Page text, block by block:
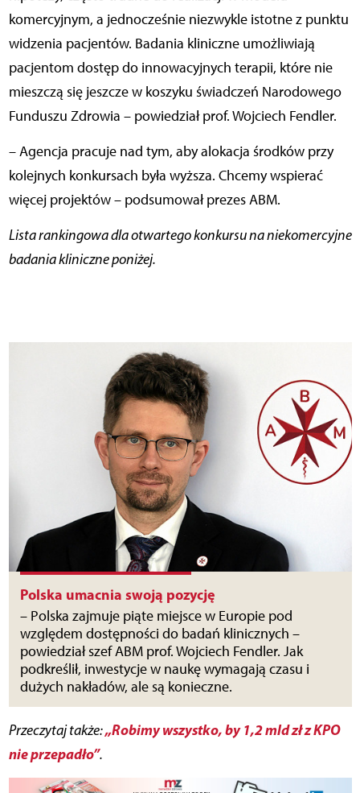
komercyjnym, a jednocześnie niezwykle istotne z punktu
widzenia pacjentów. Badania kliniczne umożliwiają
pacjentom dostęp do innowacyjnych terapii, które nie
mieszczą się jeszcze w koszyku świadczeń Narodowego
Funduszu Zdrowia – powiedział prof. Wojciech Fendler.
– Agencja pracuje nad tym, aby alokacja środków przy
kolejnych konkursach była wyższa. Chcemy wspierać
więcej projektów – podsumował prezes ABM.
Lista rankingowa dla otwartego konkursu na niekomercyjne
badania kliniczne poniżej.
Polska umacnia swoją pozycję
– Polska zajmuje piąte miejsce w Europie pod
względem dostępności do badań klinicznych –
powiedział szef ABM prof. Wojciech Fendler. Jak
podkreślił, inwestycje w naukę wymagają czasu i
dużych nakładów, ale są konieczne.
Przeczytaj także:„Robimy wszystko, by 1,2 mld zł z KPO
nie przepadło”.